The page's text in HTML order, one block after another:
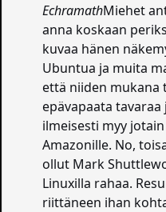
EchramathMiehet
anna koskaan
kuvaa hänen
Ubuntua ja muita
että niiden mukana
epävapaata
ilmeisesti myy
Amazonille. No,
ollut Mark
Linuxilla rahaa.
riittäneen ihan